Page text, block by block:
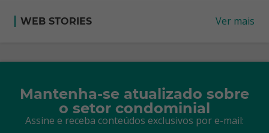
WEB STORIES Ver mais
Mantenha-se atualizado sobre
o setor condominial
Assine e receba conteúdos exclusivos por e-mail: